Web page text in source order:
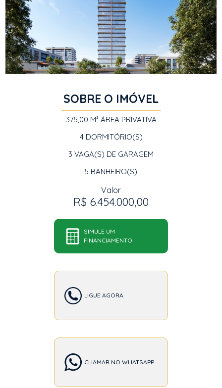
SOBRE O IMÓVEL
375,00 M² ÁREA PRIVATIVA
4DORMITÓRIO(S)
3 VAGA(S) DE GARAGEM
5 BANHEIRO(S)
Valor
R$ 6.454.000,00
SIMULE UM
FINANCIAMENTO
LIGUE AGORA
CHAMAR NO WHATSAPP